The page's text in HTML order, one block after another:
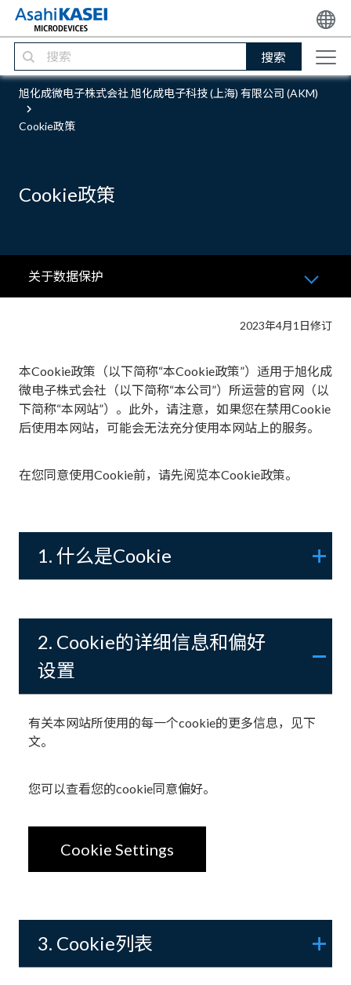
搜索
旭化成微电子株式会社 旭化成电子科技 (上海) 有限公司 (AKM)
Cookie政策
Cookie政策
关于数据保护
2023年4月1日修订
本Cookie政策（以下简称“本Cookie政策”）适用于旭化成
微电子株式会社（以下简称“本公司”）所运营的官网（以
下简称“本网站”）。此外，请注意，如果您在禁用Cookie
后使用本网站，可能会无法充分使用本网站上的服务。
在您同意使用Cookie前，请先阅览本Cookie政策。
1. 什么是Cookie
2. Cookie的详细信息和偏好
设置
有关本网站所使用的每一个cookie的更多信息，见下
文。
您可以查看您的cookie同意偏好。
Cookie Settings
3. Cookie列表